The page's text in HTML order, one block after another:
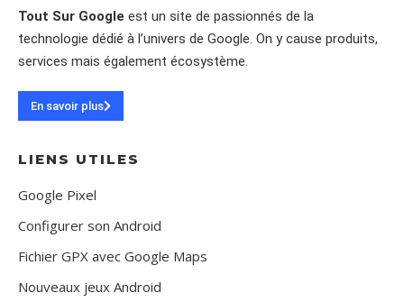
Tout Sur Google est un site de passionnés de la
technologie dédié à l’univers de Google. On y cause produits,
services mais également écosystème.
En savoir plus
LIENS UTILES
Google Pixel
Configurer son Android
Fichier GPX avec Google Maps
Nouveaux jeux Android